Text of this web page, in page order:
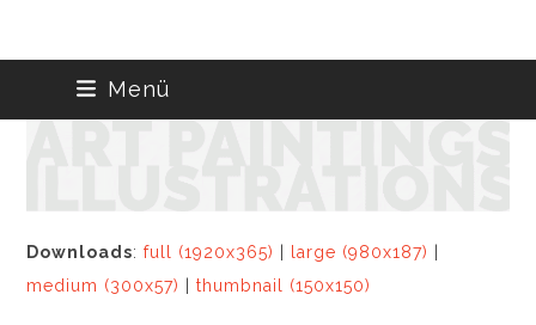
Menü
Downloads:full (1920x365) large (980x187)
medium (300x57)
|thumbnail (150x150)